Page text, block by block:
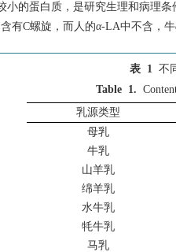
小的蛋白质，是研究生理和病理
有C螺旋，而人的α-LA中不含，牛
表 1 不
Table 1.
乳源类型
母乳
牛乳
山羊乳
绵羊乳
水牛乳
牦牛乳
马乳